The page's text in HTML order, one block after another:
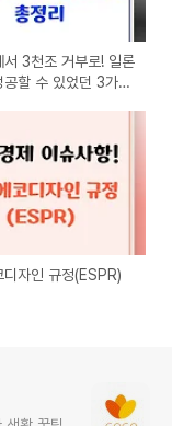
서 3천조 거부로! 일론
공할 수 있었던 3가지
자인 규정(ESPR)